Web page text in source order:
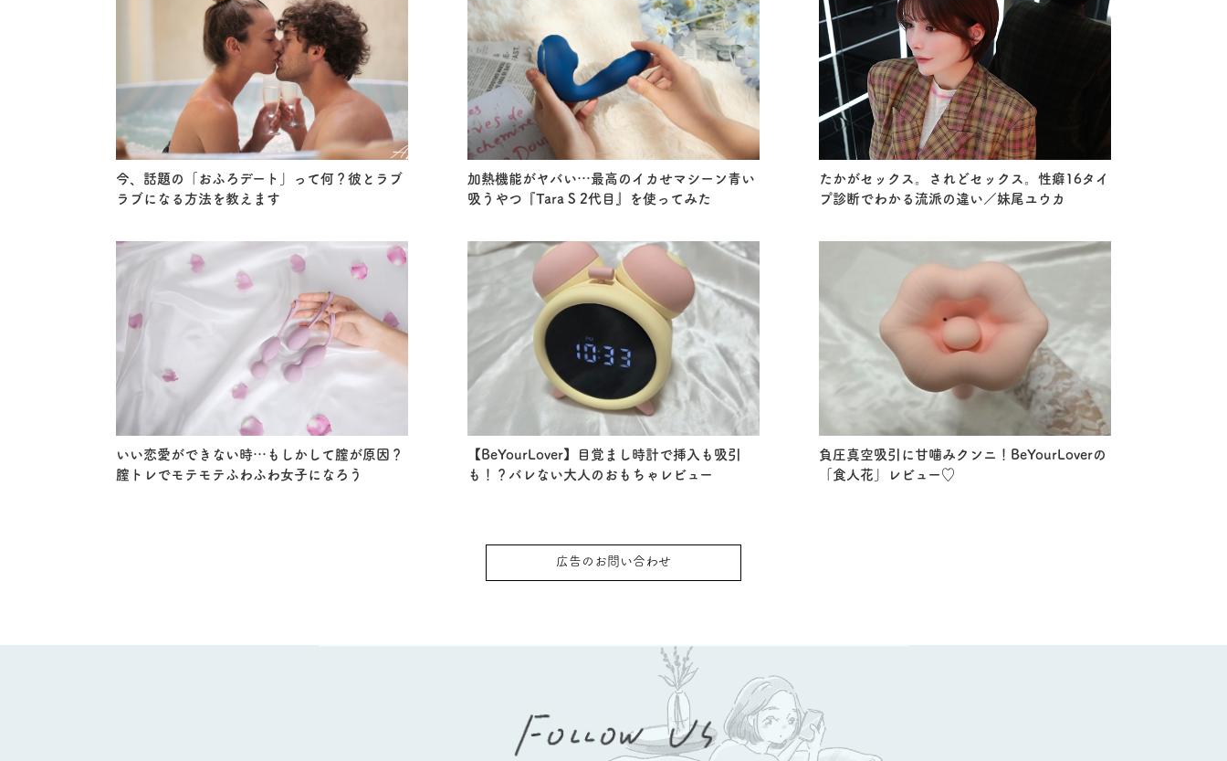
今、話題の「おふろデート」って何？彼とラブ
ラブになる方法を教えます
加熱機能がヤバい…最高のイカせマシーン青い
吸うやつ『Tara S 2代目』を使ってみた
たかがセックス。されどセックス。性癖16タイ
プ診断でわかる流派の違い／妹尾ユウカ
いい恋愛ができない時…もしかして膣が原因？
膣トレでモテモテふわふわ女子になろう
【BeYourLover】目覚まし時計で挿入も吸引
も！？バレない大人のおもちゃレビュー
負圧真空吸引に甘噛みクンニ！BeYourLoverの
「食人花」レビュー♡
広告のお問い合わせ